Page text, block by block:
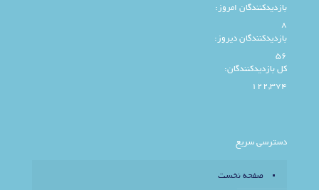
بازدیدکنندگان امروز:
8
بازدیدکنندگان دیروز:
56
کل بازدیدکنند‌گان:
122,374
دسترسی سریع
صفحه نخست